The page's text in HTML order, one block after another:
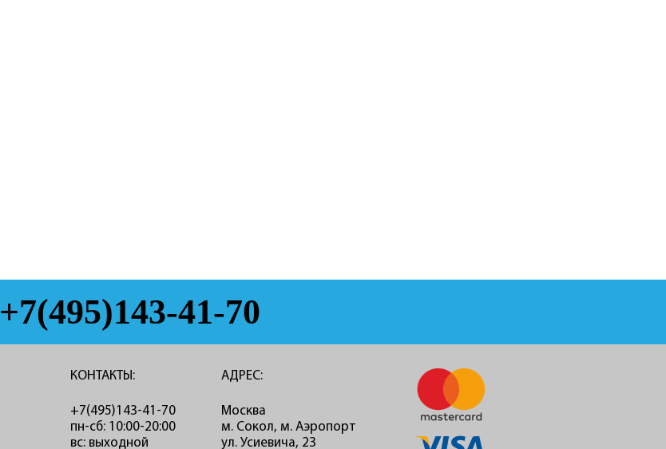
+7(495)143-41-70
КОНТАКТЫ:
+7(495)143-41-70
пн-сб: 10:00-20:00
вс: выходной
АДРЕС:
Москва
м. Сокол, м. Аэропорт
ул. Усиевича, 23